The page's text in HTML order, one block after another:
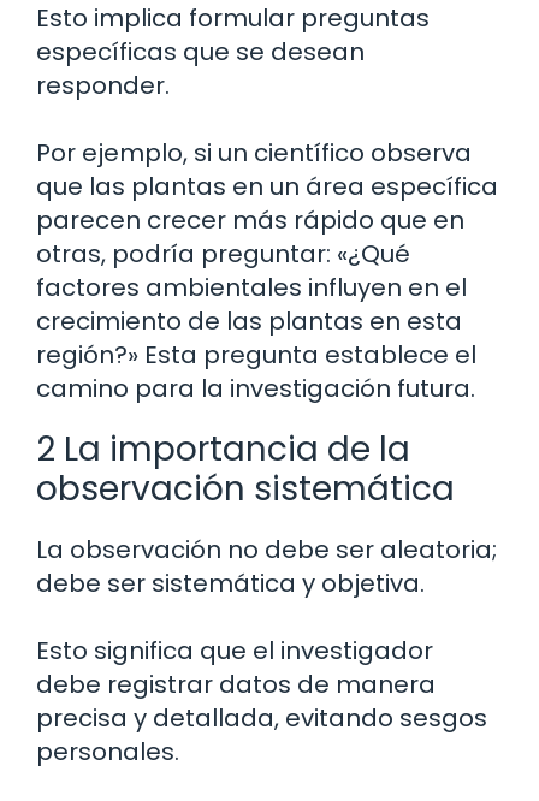
Esto implica formular preguntas
específicas que se desean
responder.
Por ejemplo, si un científico observa
que las plantas en un área específica
parecen crecer más rápido que en
otras, podría preguntar: «¿Qué
factores ambientales influyen en el
crecimiento de las plantas en esta
región?» Esta pregunta establece el
camino para la investigación futura.
2 La importancia de la
observación sistemática
La observación no debe ser aleatoria;
debe ser sistemática y objetiva.
Esto significa que el investigador
debe registrar datos de manera
precisa y detallada, evitando sesgos
personales.